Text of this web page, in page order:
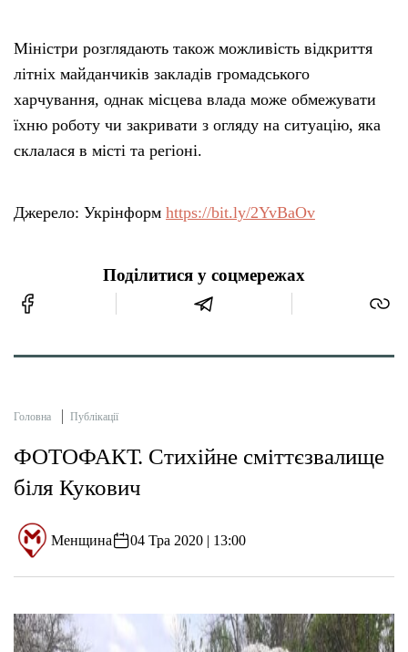
Міністри розглядають також можливість відкриття
літніх майданчиків закладів громадського
харчування, однак місцева влада може обмежувати
їхню роботу чи закривати з огляду на ситуацію, яка
склалася в місті та регіоні.
Джерело: Укрінформ https://bit.ly/2YvBaOv
Поділитися у соцмережах
Головна Публікації
ФОТОФАКТ. Стихійне сміттєзвалище
біля Кукович
Менщина 04 Тра 2020 | 13:00